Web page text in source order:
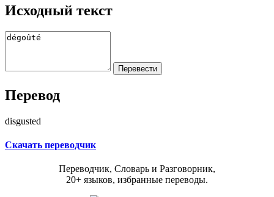
Исходный текст
Перевод
disgusted
Скачать переводчик
Переводчик, Словарь и Разговорник,
20+ языков, избранные переводы.